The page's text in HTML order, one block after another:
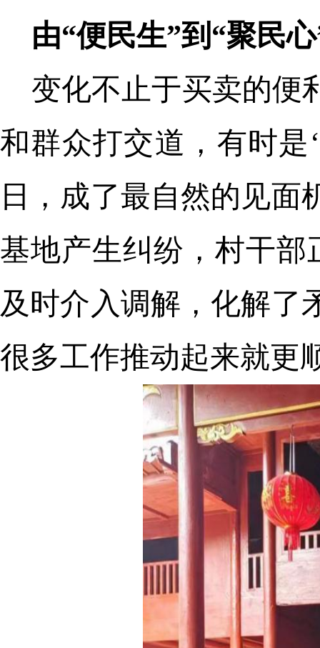
由“便民生”到“聚民
变化不止于买卖的便
和群众打交道，有时是
日，成了最自然的见面
基地产生纠纷，村干部
及时介入调解，化解了
很多工作推动起来就更